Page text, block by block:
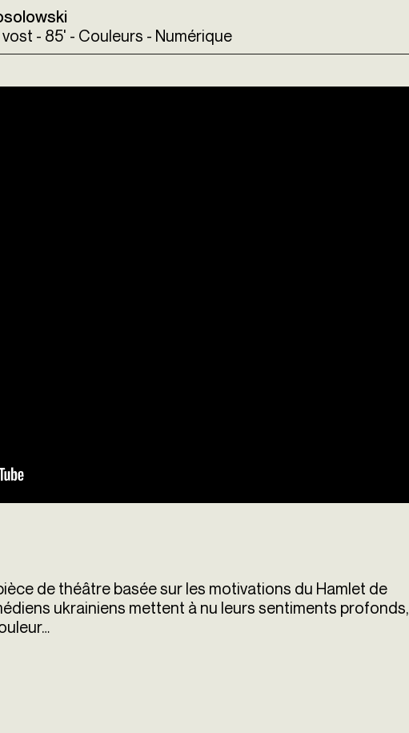
- 85' - Couleurs - Numérique
de théâtre basée sur les motivations du Hamlet de
ukrainiens mettent à nu leurs sentiments profonds,